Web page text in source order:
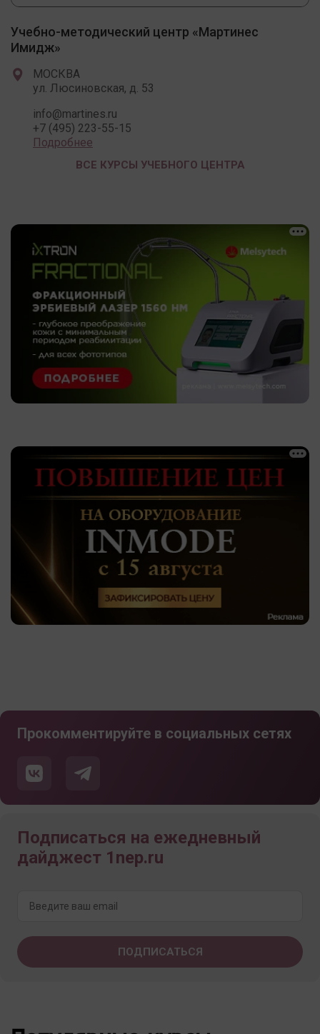
Учебно-методический центр «Мартинес
Имидж»
МОСКВА
ул. Люсиновская, д. 53
info@martines.ru
+7 (495) 223-55-15
Подробнее
ВСЕ КУРСЫ УЧЕБНОГО ЦЕНТРА
Прокомментируйте в социальных сетях
Подписаться на ежедневный
дайджест 1nep.ru